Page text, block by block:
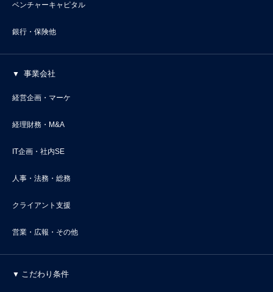
ベンチャーキャピタル
銀行・保険他
事業会社
経営企画・マーケ
経理財務・M&A
IT企画・社内SE
人事・法務・総務
クライアント支援
営業・広報・その他
こだわり条件